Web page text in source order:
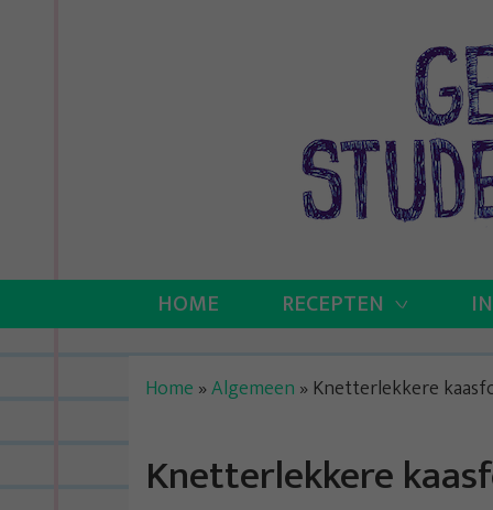
HOME RECEPTEN
Home »Algemeen » Knetterlekkere
Knetterlekkere